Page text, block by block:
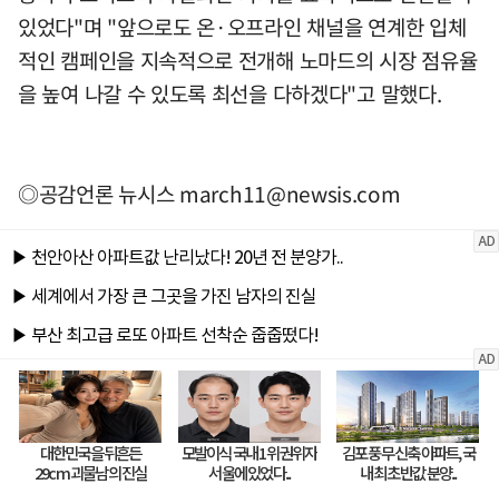
있었다"며 "앞으로도 온·오프라인 채널을 연계한 입체
적인 캠페인을 지속적으로 전개해 노마드의 시장 점유율
을 높여 나갈 수 있도록 최선을 다하겠다"고 말했다.
◎공감언론 뉴시스march11@newsis.com